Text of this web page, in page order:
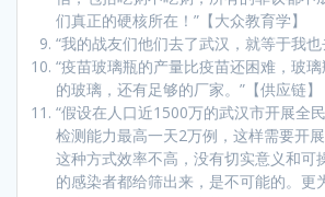
们真正的硬核所在！”【大众教育学】
“我的战友们他们去了武汉，就等于我也
“疫苗玻璃瓶的产量比疫苗还困难，玻
的玻璃，还有足够的厂家。”【供应链】
“假设在人口近1500万的武汉市开展全
检测能力最高一天2万例，这样需要开展
这种方式效率不高，没有切实意义和可
的感染者都给筛出来，是不可能的。更